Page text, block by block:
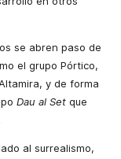
se abren paso de
el grupo Pórtico,
y de forma
Dau al Set que
al surrealismo,